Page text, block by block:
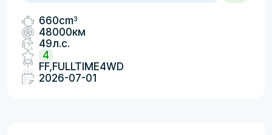
660cm3
48000км
49л.с.
4
FF,FULLTIME4WD
2026-07-01